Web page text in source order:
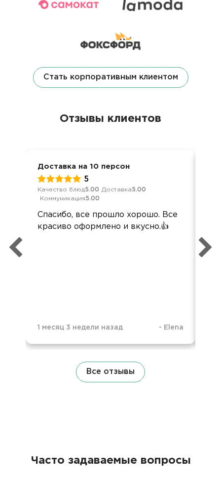
Стать корпоративным клиентом
Отзывы клиентов
Доставка на 10 персон
5
Качество блюд5.00 Доставка5.00
Коммуникация5.00
Спасибо, все прошло хорошо. Все
красиво оформлено и вкусно.👍
1 месяц 3 недели назад - Elena
Все отзывы
Часто задаваемые вопросы